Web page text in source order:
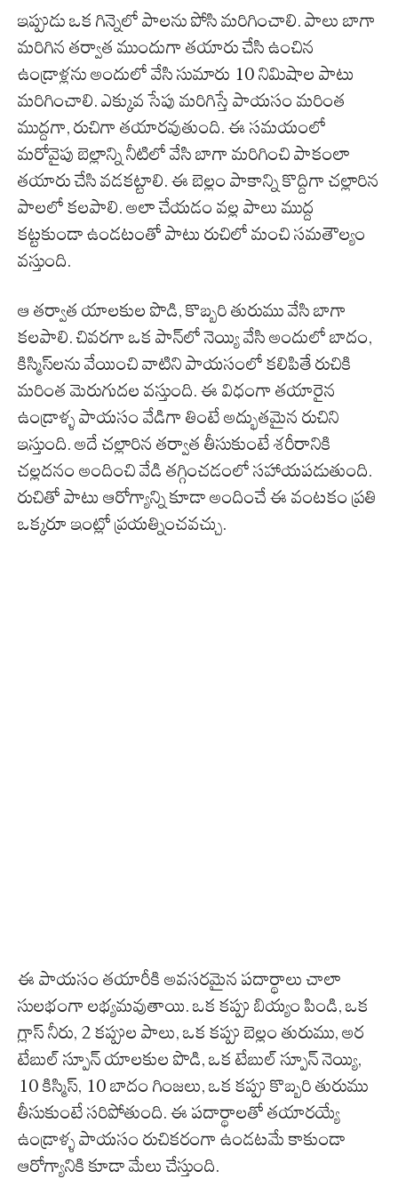
ఇప్పుడు ఒక గిన్నెలో పాలను పోసి మరిగించాలి. పాలు బాగా
మరిగిన తర్వాత ముందుగా తయారు చేసి ఉంచిన
ఉండ్రాళ్లను అందులో వేసి సుమారు 10 నిమిషాల పాటు
మరిగించాలి. ఎక్కువ సేపు మరిగిస్తే పాయసం మరింత
ముద్దగా, రుచిగా తయారవుతుంది. ఈ సమయంలో
మరోవైపు బెల్లాన్ని నీటిలో వేసి బాగా మరిగించి పాకంలా
తయారు చేసి వడకట్టాలి. ఈ బెల్లం పాకాన్ని కొద్దిగా చల్లారిన
పాలలో కలపాలి. అలా చేయడం వల్ల పాలు ముద్ద
కట్టకుండా ఉండటంతో పాటు రుచిలో మంచి సమతౌల్యం
వస్తుంది.
ఆ తర్వాత యాలకుల పొడి, కొబ్బరి తురుము వేసి బాగా
కలపాలి. చివరగా ఒక పాన్‌లో నెయ్యి వేసి అందులో బాదం,
కిస్మిస్‌లను వేయించి వాటిని పాయసంలో కలిపితే రుచికి
మరింత మెరుగుదల వస్తుంది. ఈ విధంగా తయారైన
ఉండ్రాళ్ళ పాయసం వేడిగా తింటే అద్భుతమైన రుచిని
ఇస్తుంది. అదే చల్లారిన తర్వాత తీసుకుంటే శరీరానికి
చల్లదనం అందించి వేడి తగ్గించడంలో సహాయపడుతుంది.
రుచితో పాటు ఆరోగ్యాన్ని కూడా అందించే ఈ వంటకం ప్రతి
ఒక్కరూ ఇంట్లో ప్రయత్నించవచ్చు.
ఈ పాయసం తయారీకి అవసరమైన పదార్థాలు చాలా
సులభంగా లభ్యమవుతాయి. ఒక కప్పు బియ్యం పిండి, ఒక
గ్లాస్ నీరు, 2 కప్పుల పాలు, ఒక కప్పు బెల్లం తురుము, అర
టేబుల్ స్పూన్ యాలకుల పొడి, ఒక టేబుల్ స్పూన్ నెయ్యి,
10 కిస్మిస్, 10 బాదం గింజలు, ఒక కప్పు కొబ్బరి తురుము
తీసుకుంటే సరిపోతుంది. ఈ పదార్థాలతో తయారయ్యే
ఉండ్రాళ్ళ పాయసం రుచికరంగా ఉండటమే కాకుండా
ఆరోగ్యానికి కూడా మేలు చేస్తుంది.